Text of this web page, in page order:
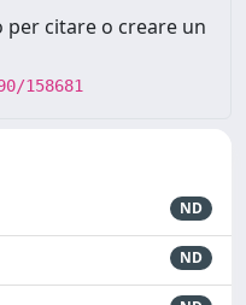
citare o creare un
158681
ND
ND